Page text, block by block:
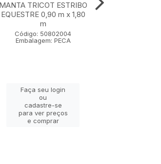
MANTA TRICOT ESTRIBO
EQUESTRE 0,90 m x 1,80
m
Código: 50802004
Embalagem: PECA
Faça seu login
ou
cadastre-se
para ver preços
e comprar